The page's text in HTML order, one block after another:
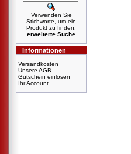
Verwenden Sie
Stichworte, um ein
Produkt zu finden.
erweiterte Suche
Informationen
Versandkosten
Unsere AGB
Gutschein einlösen
Ihr Account